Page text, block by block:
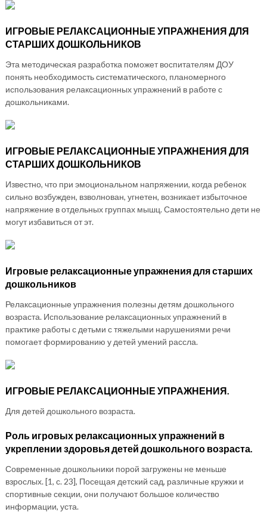
ИГРОВЫЕ РЕЛАКСАЦИОННЫЕ УПРАЖНЕНИЯ ДЛЯ
СТАРШИХ ДОШКОЛЬНИКОВ
Эта методическая разработка поможет воспитателям ДОУ
понять необходимость систематического, планомерного
использования релаксационных упражнений в работе с
дошкольниками.
ИГРОВЫЕ РЕЛАКСАЦИОННЫЕ УПРАЖНЕНИЯ ДЛЯ
СТАРШИХ ДОШКОЛЬНИКОВ
Известно, что при эмоциональном напряжении, когда ребенок
сильно возбужден, взволнован, угнетен, возникает избыточное
напряжение в отдельных группах мышц. Самостоятельно дети не
могут избавиться от эт.
Игровые релаксационные упражнения для старших
дошкольников
Релаксационные упражнения полезны детям дошкольного
возраста. Использование релаксационных упражнений в
практике работы с детьми с тяжелыми нарушениями речи
помогает формированию у детей умений рассла.
ИГРОВЫЕ РЕЛАКСАЦИОННЫЕ УПРАЖНЕНИЯ.
Для детей дошкольного возраста.
Роль игровых релаксационных упражнений в
укреплении здоровья детей дошкольного возраста.
Современные дошкольники порой загружены не меньше
взрослых. [1, с. 23], Посещая детский сад, различные кружки и
спортивные секции, они получают большое количество
информации, уста.